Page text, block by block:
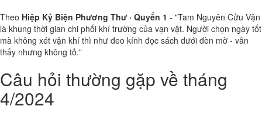
Theo Hiệp Kỷ Biện Phương Thư · Quyển 1 - "Tam Nguyên Cửu Vận
là khung thời gian chi phối khí trường của vạn vật. Người chọn ngày tốt
mà không xét vận khí thì như đeo kính đọc sách dưới đèn mờ - vẫn
thấy nhưng không tỏ."
Câu hỏi thường gặp về tháng
4/2024